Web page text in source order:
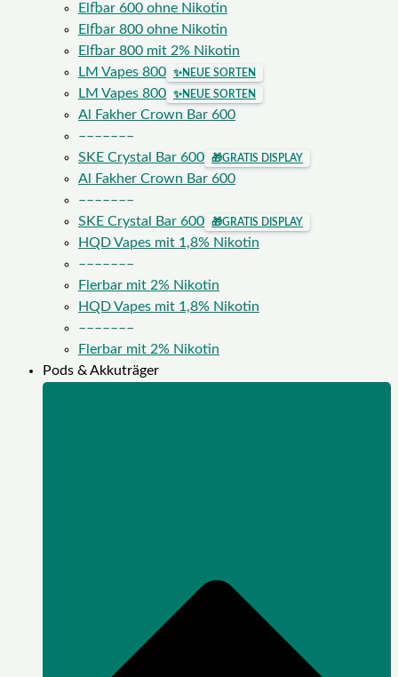
Elfbar 600 ohne Nikotin
Elfbar 800 ohne Nikotin
Elfbar 800 mit 2% Nikotin
LM Vapes 800
✨NEUE SORTEN
LM Vapes 800 ✨NEUE SORTEN
Al Fakher Crown Bar 600
–––––––
SKE Crystal Bar 600
🎁GRATIS DISPLAY
Al Fakher Crown Bar 600
–––––––
SKE Crystal Bar 600
🎁GRATIS DISPLAY
HQD Vapes mit 1,8% Nikotin
–––––––
Flerbar mit 2% Nikotin
HQD Vapes mit 1,8% Nikotin
–––––––
Flerbar mit 2% Nikotin
Pods & Akkuträger